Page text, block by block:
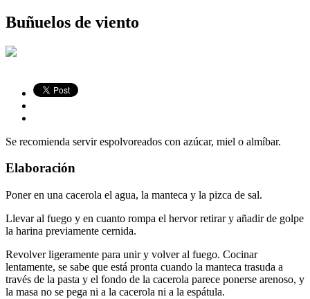
Buñuelos de viento
Se recomienda servir espolvoreados con azúcar, miel o almíbar.
Elaboración
Poner en una cacerola el agua, la manteca y la pizca de sal.
Llevar al fuego y en cuanto rompa el hervor retirar y añadir de golpe
la harina previamente cernida.
Revolver ligeramente para unir y volver al fuego. Cocinar
lentamente, se sabe que está pronta cuando la manteca trasuda a
través de la pasta y el fondo de la cacerola parece ponerse arenoso, y
la masa no se pega ni a la cacerola ni a la espátula.